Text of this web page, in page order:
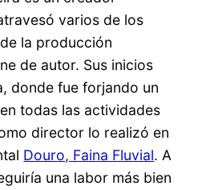
varios de los
la producción
de autor. Sus inicios
donde fue forjando un
todas las actividades
director lo realizó en
Douro, Faina Fluvial. A
una labor más bien